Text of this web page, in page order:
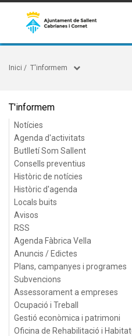
Inici / T'informem
T'informem
Notícies
Agenda d'activitats
Butlletí Som Sallent
Consells preventius
Històric de notícies
Històric d'agenda
Locals buits
Avisos
RSS
Agenda Fàbrica Vella
Anuncis / Edictes
Plans, campanyes i programes
Subvencions
Assessorament a empreses
Ocupació i Treball
Gestió econòmica i patrimoni
Oficina de Rehabilitació i